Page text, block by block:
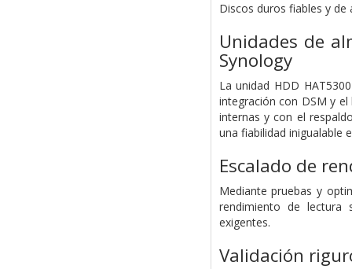
Discos duros fiables y
Unidades de
Synology
La unidad HDD
integración con DSM y
internas y con el
una fiabilidad inigualable
Escalado de
Mediante pruebas y
rendimiento de lectura
exigentes.
Validación